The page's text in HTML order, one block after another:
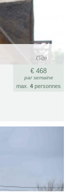
Gîte
€ 468
par semaine
max. 4 personnes